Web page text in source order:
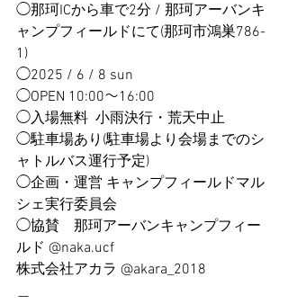
◯那珂ICから車で2分 / 那珂アーバンキ
ャンプフィールドにて(那珂市鴻巣786-
1)
◯2025 / 6 / 8 sun
◯OPEN 10:00～16:00
◯入場無料  小雨決行・荒天中止
◯駐車場あり(駐車場より会場までのシ
ャトルバス運行予定)
◯企画・運営 キャンプフィールドマル
シェ実行委員会
◯協賛　那珂アーバンキャンプフィー
ルド @naka.ucf
株式会社アカラ @akara_2018